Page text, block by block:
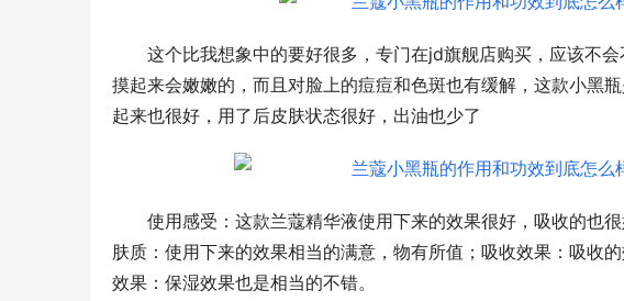
这个比我想象中的要好很多，专门在jd旗舰店购买，应该不
摸起来会嫩嫩的，而且对脸上的痘痘和色斑也有缓解，这款小黑
起来也很好，用了后皮肤状态很好，出油也少了
使用感受：这款兰蔻精华液使用下来的效果很好，吸收的也
肤质：使用下来的效果相当的满意，物有所值；吸收效果：吸收
效果：保湿效果也是相当的不错。